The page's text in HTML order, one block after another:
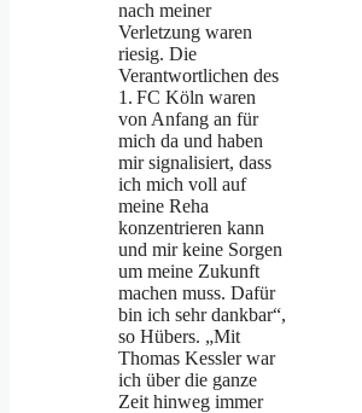
nach meiner
Verletzung waren
riesig. Die
Verantwortlichen des
1. FC Köln waren
von Anfang an für
mich da und haben
mir signalisiert, dass
ich mich voll auf
meine Reha
konzentrieren kann
und mir keine Sorgen
um meine Zukunft
machen muss. Dafür
bin ich sehr dankbar“,
so Hübers. „Mit
Thomas Kessler war
ich über die ganze
Zeit hinweg immer